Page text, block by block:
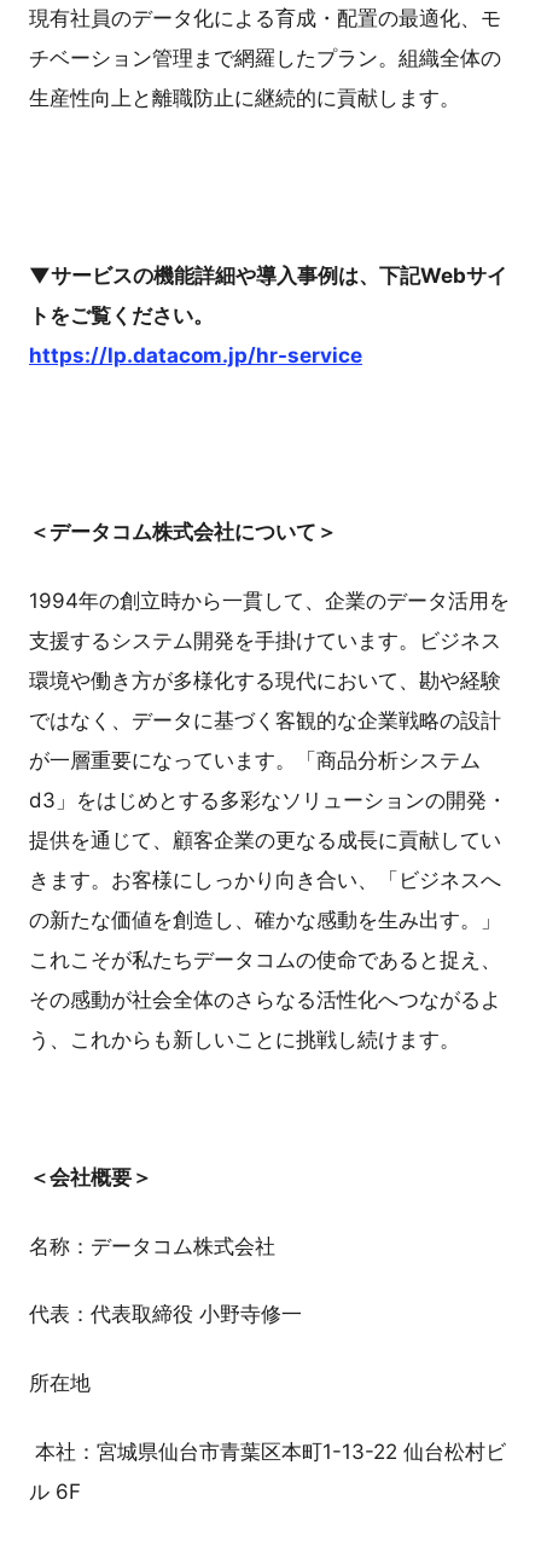
現有社員のデータ化による育成・配置の最適化、モ
チベーション管理まで網羅したプラン。組織全体の
生産性向上と離職防止に継続的に貢献します。
▼サービスの機能詳細や導入事例は、下記Webサイ
トをご覧ください。
https://lp.datacom.jp/hr-service
＜データコム株式会社について＞
1994年の創立時から一貫して、企業のデータ活用を
支援するシステム開発を手掛けています。ビジネス
環境や働き方が多様化する現代において、勘や経験
ではなく、データに基づく客観的な企業戦略の設計
が一層重要になっています。「商品分析システム
d3」をはじめとする多彩なソリューションの開発・
提供を通じて、顧客企業の更なる成長に貢献してい
きます。お客様にしっかり向き合い、「ビジネスへ
の新たな価値を創造し、確かな感動を生み出す。」
これこそが私たちデータコムの使命であると捉え、
その感動が社会全体のさらなる活性化へつながるよ
う、これからも新しいことに挑戦し続けます。
＜会社概要＞
名称：データコム株式会社
代表：代表取締役 小野寺修一
所在地
本社：宮城県仙台市青葉区本町1-13-22 仙台松村ビ
ル 6F